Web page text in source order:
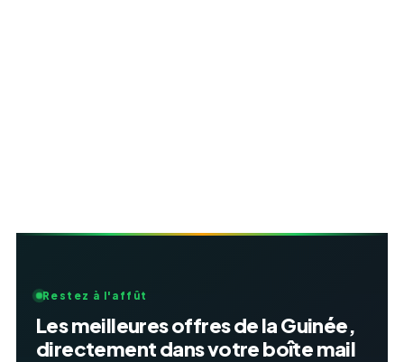
Restez à l'affût
Les meilleures offres de la Guinée,
directement dans votre boîte mail